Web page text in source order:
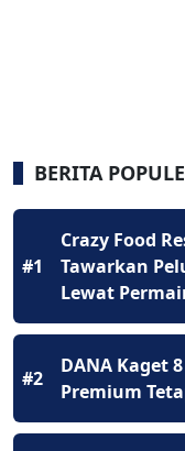
BERITA
#1
Crazy Food
Tawarkan
Lewat
#2
DANA Kaget
Premium